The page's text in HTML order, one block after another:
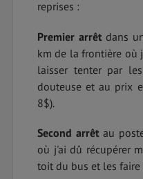
reprises :
Premier arrêt dans
km de la frontière où
laisser tenter par
douteuse et au prix
8$).
Second arrêt au
où j'ai dû récupérer
toit du bus et les faire